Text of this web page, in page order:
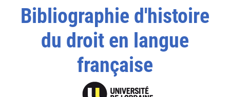
Bibliographie d'histoire
du droit en langue
française